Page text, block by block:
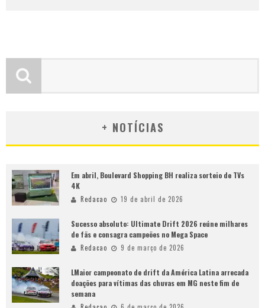
+ NOTÍCIAS
Em abril, Boulevard Shopping BH realiza sorteio de TVs
4K
Redacao 19 de abril de 2026
Sucesso absoluto: Ultimate Drift 2026 reúne milhares
de fãs e consagra campeões no Mega Space
Redacao 9 de março de 2026
LMaior campeonato de drift da América Latina arrecada
doações para vítimas das chuvas em MG neste fim de
semana